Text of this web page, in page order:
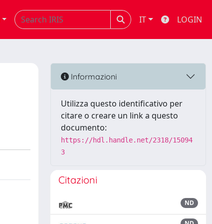
IT LOGIN
Informazioni
Utilizza questo identificativo per
citare o creare un link a questo
documento:
https://hdl.handle.net/2318/15094
3
Citazioni
ND